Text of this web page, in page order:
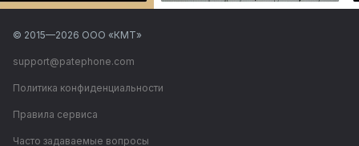
© 2015—2026 ООО «КМТ»
support@patephone.com
Политика конфиденциальности
Правила сервиса
Часто задаваемые вопросы